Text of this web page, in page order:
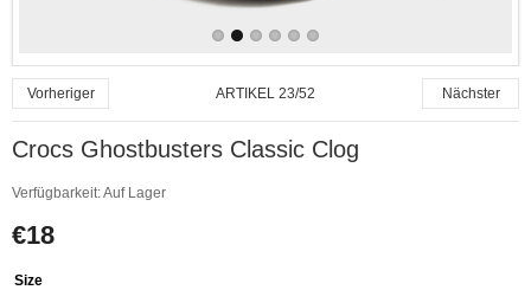
Vorheriger ARTIKEL 23/52 Nächster
Crocs Ghostbusters Classic Clog
Verfügbarkeit:Auf Lager
€18
Size